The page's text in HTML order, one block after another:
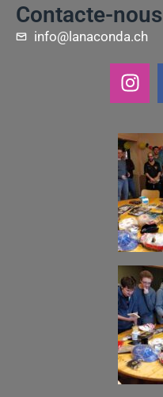
Contacte-nous
info@lanaconda.ch